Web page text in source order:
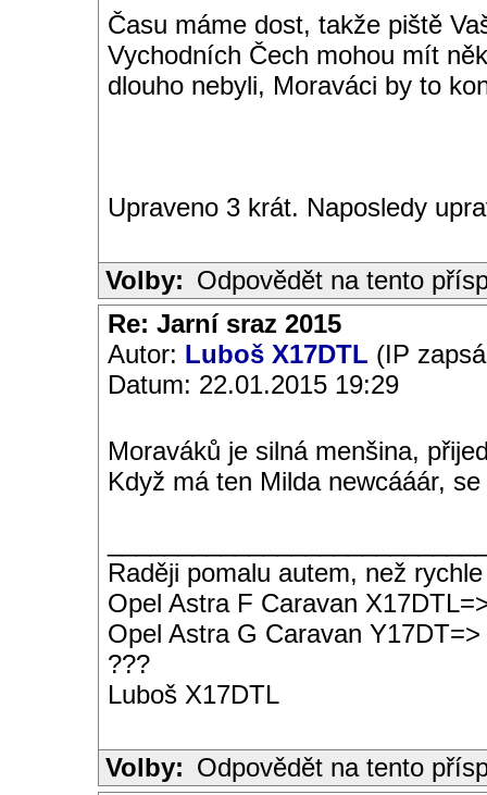
Času máme dost, takže piště
Vychodních Čech mohou mít
dlouho nebyli, Moraváci by to
Upraveno 3 krát. Naposledy
Volby: Odpovědět na tento
Re: Jarní sraz 2015
Autor: Luboš X17DTL (IP
Datum: 22.01.2015 19:29
Moraváků je silná menšina,
Když má ten Milda newcááár,
Raději pomalu autem, než
Opel Astra F Caravan
Opel Astra G Caravan Y17DT=>
???
Luboš X17DTL
Volby: Odpovědět na tento